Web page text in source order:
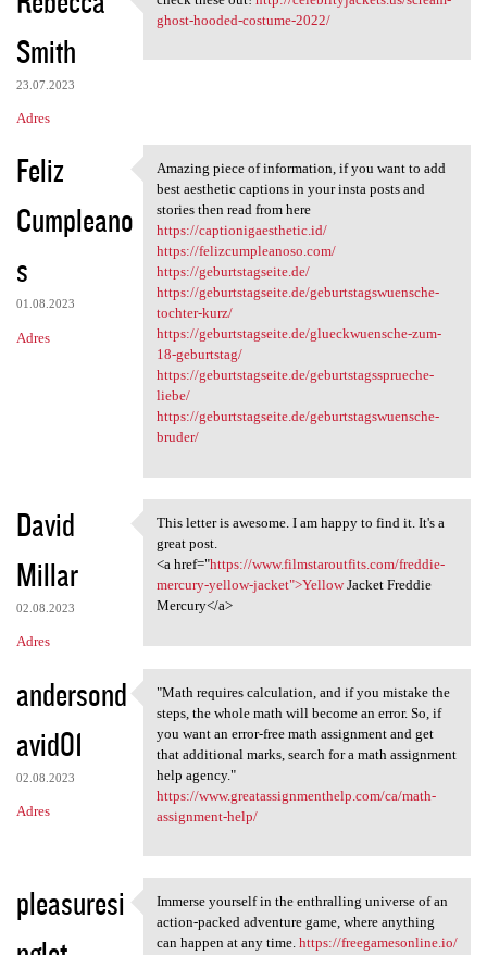
Smith
23.07.2023
Adres
check these out! http:/
ghost-hooded-costume-2022/
Feliz
Cumpleano
s
01.08.2023
Adres
Amazing piece of information,
Amazing piece of information, if you want to add
best aesthetic captions in your insta posts and
stories then read from here
https://captionigaesthetic.id/
https://felizcumpleanoso.com/
https://geburtstagseite.de/
https://geburtstagseite.de/geburtstagswuensche-
tochter-kurz/
https://geburtstagseite.de/glueckwuensche-zum-
18-geburtstag/
https://geburtstagseite.de/geburtstagssprueche-
liebe/
https://geburtstagseite.de/geburtstagswuensche-
bruder/
David
Millar
02.08.2023
Adres
This letter is awesome. I am
This letter is awesome. I am happy to find it. It's a
great post.
<a href="https://www.filmstaroutfits.com/freddie-
mercury-yellow-jacket">YellowJacket Freddie
Mercury</a>
andersond
avid01
02.08.2023
Adres
"Math requires calculation,
"Math requires calculation, and if you mistake the
steps, the whole math will become an error. So, if
you want an error-free math assignment and get
that additional marks, search for a math assignment
help agency."
https://www.greatassignmenthelp.com/ca/math-
assignment-help/
pleasuresi
Immerse yourself in the
Immerse yourself in the enthralling universe of an
action-packed adventure game, where anything
can happen at any time. https://freegamesonline.io/